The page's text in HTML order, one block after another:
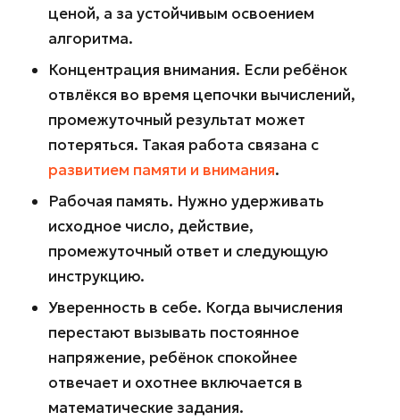
ценой, а за устойчивым освоением
алгоритма.
Концентрация внимания. Если ребёнок
отвлёкся во время цепочки вычислений,
промежуточный результат может
потеряться. Такая работа связана с
развитием памяти и внимания.
Рабочая память. Нужно удерживать
исходное число, действие,
промежуточный ответ и следующую
инструкцию.
Уверенность в себе. Когда вычисления
перестают вызывать постоянное
напряжение, ребёнок спокойнее
отвечает и охотнее включается в
математические задания.